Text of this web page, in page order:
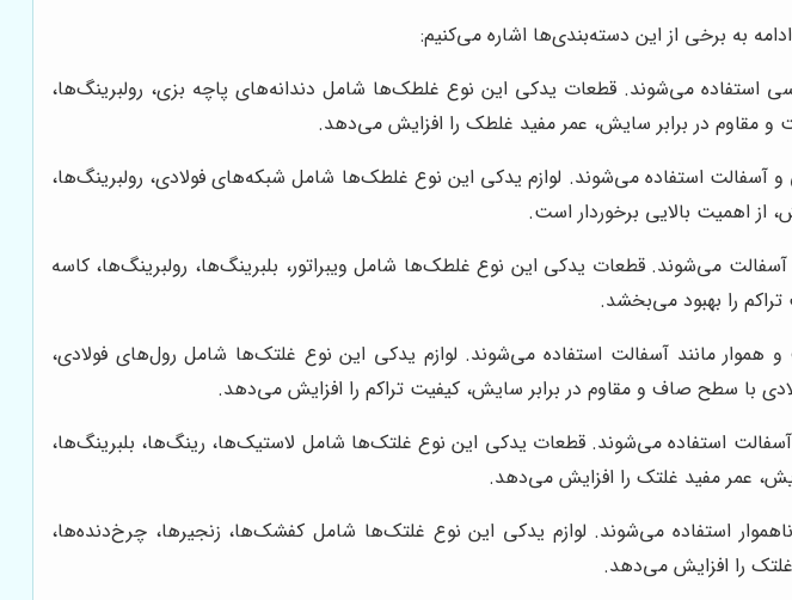
به برخی از این دسته‌بندی‌ها اشاره می‌کنیم:
می‌شوند. قطعات یدکی این نوع غلطک‌ها شامل دندانه‌های پاچه بزی، رولبرینگ‌ها،
و مقاوم در برابر سایش، عمر مفید غلطک را افزایش می‌دهد.
استفاده می‌شوند. لوازم یدکی این نوع غلطک‌ها شامل شبکه‌های فولادی، رولبرینگ‌ها،
اهمیت بالایی برخوردار است.
می‌شوند. قطعات یدکی این نوع غلطک‌ها شامل ویبراتور، بلبرینگ‌ها، رولبرینگ‌ها، کاسه
را بهبود می‌بخشد.
مانند آسفالت استفاده می‌شوند. لوازم یدکی این نوع غلتک‌ها شامل رول‌های فولادی،
با سطح صاف و مقاوم در برابر سایش، کیفیت تراکم را افزایش می‌دهد.
استفاده می‌شوند. قطعات یدکی این نوع غلتک‌ها شامل لاستیک‌ها، رینگ‌ها، بلبرینگ‌ها،
عمر مفید غلتک را افزایش می‌دهد.
استفاده می‌شوند. لوازم یدکی این نوع غلتک‌ها شامل کفشک‌ها، زنجیرها، چرخ‌دنده‌ها،
را افزایش می‌دهد.